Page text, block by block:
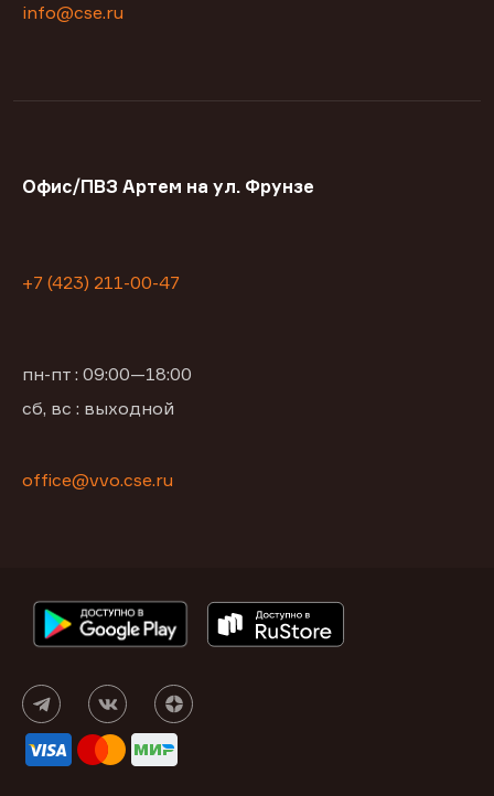
info@cse.ru
Офис/ПВЗ Артем на ул. Фрунзе
+7 (423) 211-00-47
пн-пт : 09:00—18:00
сб, вс : выходной
office@vvo.cse.ru